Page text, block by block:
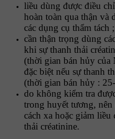
liều dùng được điều
hoàn toàn qua thận và
các dụng cụ thẩm tách ;
cần thận trọng dùng
khi sự thanh thải
(thời gian bán hủy
đặc biệt nếu sự thanh
(thời gian bán hủy :
do không kiểm tra
trong huyết tương,
cách xa hoặc giảm liều
thải créatinine.